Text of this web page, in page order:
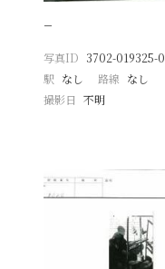
−
写真ID 3702-019325-0
駅 なし 路線 なし
撮影日
不明